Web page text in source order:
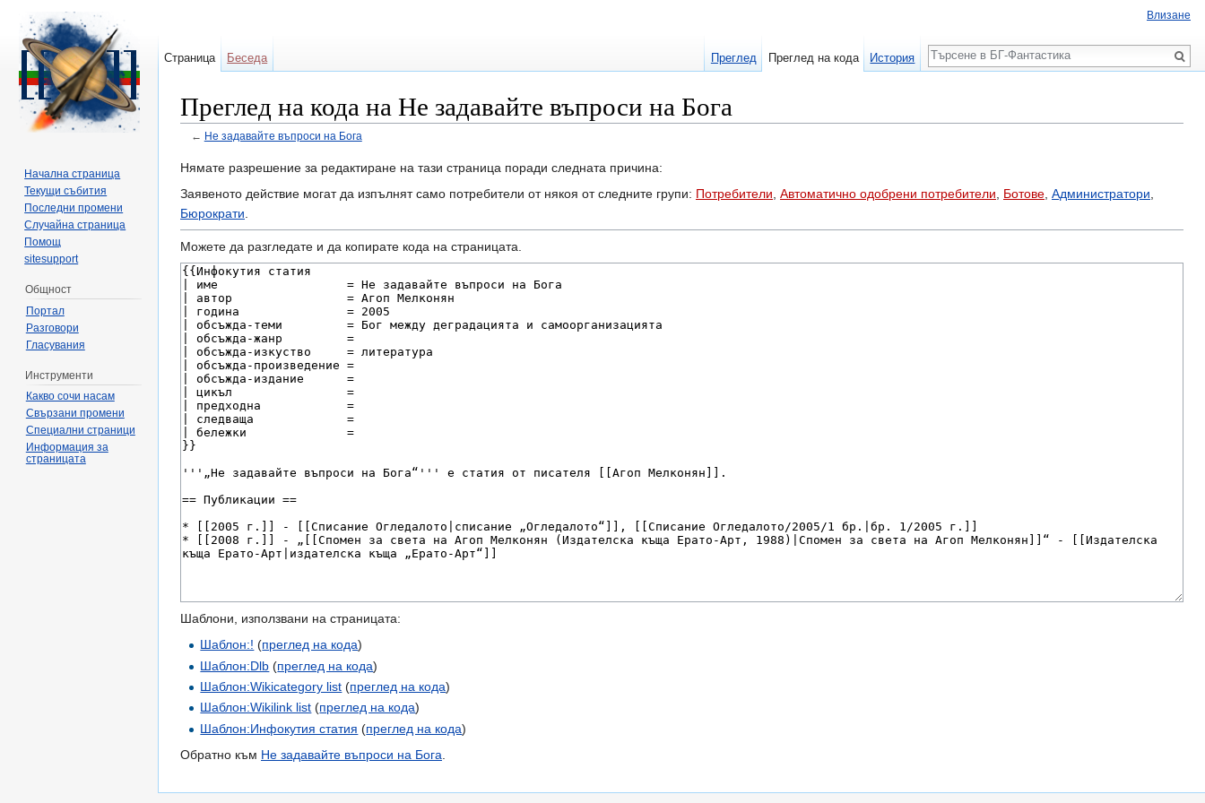
Преглед на кода на Не задавайте въпроси на Бога
← Не задавайте въпроси на Бога
Нямате разрешение за редактиране на тази страница поради следната причина:
Заявеното действие могат да изпълнят само потребители от някоя от следните групи: Потребители Автоматично одобрени потребители Ботове Администратори
Бюрократи
Можете да разгледате и да копирате кодa на страницата.
Шаблони, използвани на страницата:
Шаблон:! (преглед на кода)
Шаблон:Dlb (преглед на кода)
Шаблон:Wikicategory list (преглед на кода)
Шаблон:Wikilink list (преглед на кода)
Шаблон:Инфокутия статия (преглед на кода)
Обратно към Не задавайте въпроси на Бога
Влизане
Страница Беседа Преглед Преглед на кода История
Търсене
Начална страница
Текущи събития
Последни промени
Случайна страница
Помощ
sitesupport
Общност
Портал
Разговори
Гласувания
Инструменти
Какво сочи насам
Свързани промени
Специални страници
Информация за
страницата